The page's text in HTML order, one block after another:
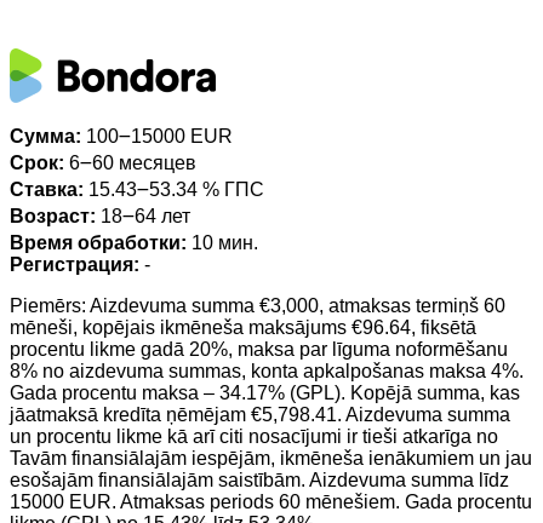
Сумма: 100౼15000 EUR
Срок: 6౼60 месяцев
Ставка: 15.43౼53.34 % ГПС
Возраст: 18౼64 лет
Время обработки: 10 мин.
Регистрация: -
Piemērs: Aizdevuma summa €3,000, atmaksas termiņš 60
mēneši, kopējais ikmēneša maksājums €96.64, fiksētā
procentu likme gadā 20%, maksa par līguma noformēšanu
8% no aizdevuma summas, konta apkalpošanas maksa 4%.
Gada procentu maksa – 34.17% (GPL). Kopējā summa, kas
jāatmaksā kredīta ņēmējam €5,798.41. Aizdevuma summa
un procentu likme kā arī citi nosacījumi ir tieši atkarīga no
Tavām finansiālajām iespējām, ikmēneša ienākumiem un jau
esošajām finansiālajām saistībām. Aizdevuma summa līdz
15000 EUR. Atmaksas periods 60 mēnešiem. Gada procentu